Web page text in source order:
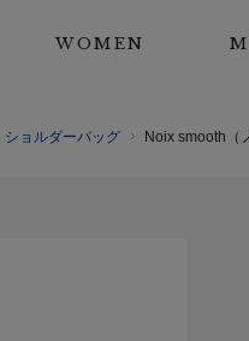
WOMEN
ショルダーバッグ Noix smooth（